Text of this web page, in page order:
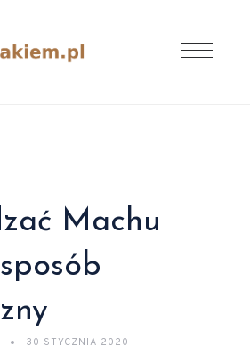
Machu
30 STYCZNIA 2020